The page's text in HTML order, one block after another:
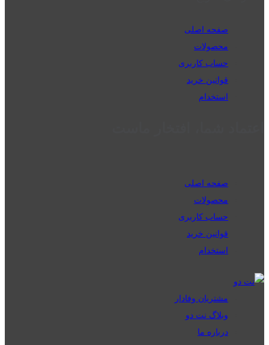
صفحه اصلی
محصولات
حساب کاربری
قوانین خرید
استخدام
صفحه اصلی
محصولات
حساب کاربری
قوانین خرید
استخدام
مشتریان وفادار
وبلاگ نت دو
درباره ما